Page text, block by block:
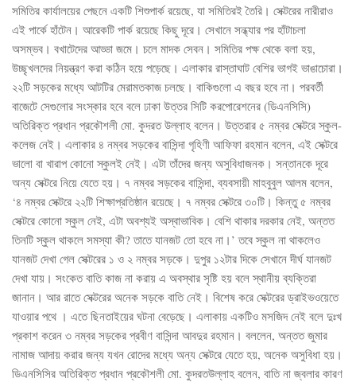
সমিতির কার্যালয়ের পেছনে একটি শিশুপার্ক রয়েছে, যা সমিতিরই তৈরি। সেক্টরের নারীরাও
এই পার্কে হাঁটেন। আরেকটি পার্ক রয়েছে কিছু দূরে। সেখানে সন্ধ্যার পর হাঁটাচলা
অসম্ভব। বখাটেদের আড্ডা জমে। চলে মাদক সেবন। সমিতির পক্ষ থেকে বলা হয়,
উচ্ছৃখলদের নিয়ন্ত্রণ করা কঠিন হয়ে পড়েছে। এলাকার রাস্তাঘাট বেশির ভাগই ভাঙাচোরা।
২২টি সড়কের মধ্যে আটটির মেরামতকাজ চলছে। বাকিগুলো এ বছর হবে না। পরবর্তী
বাজেটে সেগুলোর সংস্কার হবে বলে ঢাকা উত্তর সিটি করপোরেশনের (ডিএনসিসি)
অতিরিক্ত প্রধান প্রকৌশলী মো. কুদরত উল্লাহ বলেন। উত্তরার ৫ নম্বর সেক্টরে স্কুল-
কলেজ নেই। এলাকার ৪ নম্বর সড়কের বাসিন্দা গৃহিণী আফিফা রহমান বলেন, এই সেক্টরে
ভালো বা খারাপ কোনো স্কুলই নেই। এটা তাঁদের জন্য অসুবিধাজনক। সন্তানকে দূরে
অন্য সেক্টরে নিয়ে যেতে হয়। ৭ নম্বর সড়কের বাসিন্দা, ব্যবসায়ী মাহবুবুল আলম বলেন,
‘৪ নম্বর সেক্টরে ২২টি শিক্ষাপ্রতিষ্ঠান রয়েছে। ৭ নম্বর সেক্টরে ৩০টি। কিন্তু ৫ নম্বর
সেক্টরে কোনো স্কুল নেই, এটা অবশ্যই অস্বাভাবিক। বেশি থাকার দরকার নেই, অন্তত
তিনটি স্কুল থাকলে সমস্যা কী? তাতে যানজট তো হবে না।’ তবে স্কুল না থাকলেও
যানজট দেখা গেল সেক্টরের ১ ও ২ নম্বর সড়কে। দুপুর ১২টার দিকে সেখানে দীর্ঘ যানজট
দেখা যায়। সংকেত বাতি কাজ না করায় এ অবস্থার সৃষ্টি হয় বলে স্থানীয় ব্যক্তিরা
জানান। আর রাতে সেক্টরের অনেক সড়কে বাতি নেই। বিশেষ করে সেক্টরের ড্রাইভওয়েতে
যাওয়ার পথে । এতে ছিনতাইয়ের ঘটনা বেড়েছে। এলাকায় একটিও মসজিদ নেই বলে দুঃখ
প্রকাশ করেন ৩ নম্বর সড়কের প্রবীণ বাসিন্দা আবদুর রহমান। বললেন, অন্তত জুমার
নামাজ আদায় করার জন্য যখন রোদের মধ্যে অন্য সেক্টরে যেতে হয়, অনেক অসুবিধা হয়।
ডিএনসিসির অতিরিক্ত প্রধান প্রকৌশলী মো. কুদরতউল্লাহ বলেন, বাতি না জ্বলার কারণ